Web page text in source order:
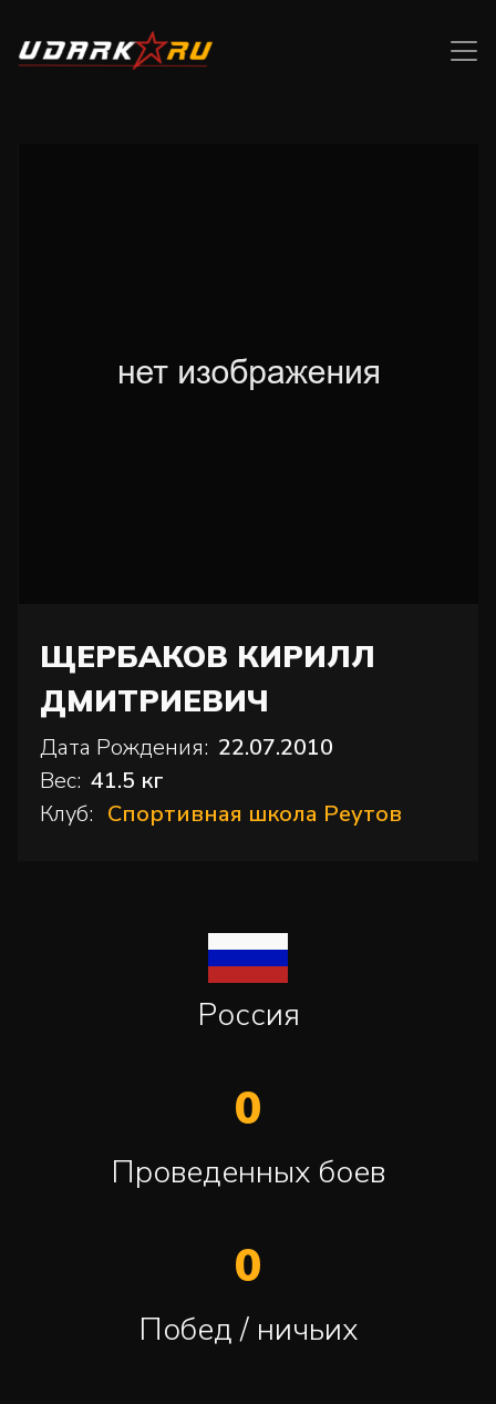
ЩЕРБАКОВ КИРИЛЛ
ДМИТРИЕВИЧ
Дата Рождения: 22.07.2010
Вес: 41.5 кг
Клуб: Спортивная школа Реутов
Россия
0
Проведенных боев
0
Побед / ничьих